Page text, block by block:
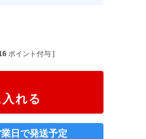
ポイント付与 ]
れる
日で発送予定